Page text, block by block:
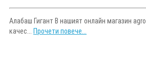
Алабаш Гигант В нашият онлайн магазин
качес... Прочети повече...